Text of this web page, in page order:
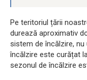
Pe teritoriul țării
durează aproximativ
sistem de încălzire,
încălzire este curățat
sezonul de încălzire